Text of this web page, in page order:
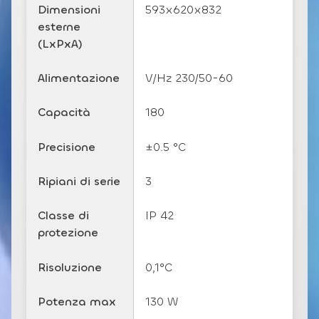
Dimensioni
esterne
(LxPxA)
593x620x832
Alimentazione V/Hz 230/50-60
Capacità 180
Precisione ±0.5 °C
Ripiani di serie 3
Classe di
protezione
IP 42
Risoluzione 0,1°C
Potenza max 130 W